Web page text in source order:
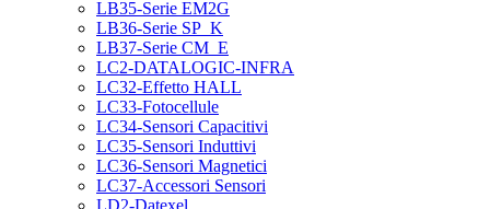
LB35-Serie EM2G
LB36-Serie SP_K
LB37-Serie CM_E
LC2-DATALOGIC-INFRA
LC32-Effetto HALL
LC33-Fotocellule
LC34-Sensori Capacitivi
LC35-Sensori Induttivi
LC36-Sensori Magnetici
LC37-Accessori Sensori
LD2-Datexel